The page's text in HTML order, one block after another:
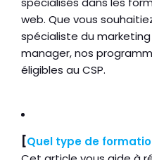
web. Que vous
spécialiste du
manager, nos
éligibles au CSP.
[Quel type de